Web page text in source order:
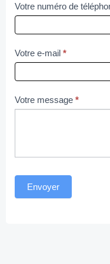
Votre numéro de
Votre e-mail *
Votre message *
Envoyer